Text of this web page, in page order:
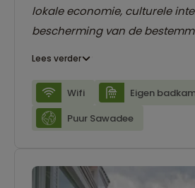
lokale economie, culturele
bescherming van de
Lees verder
Wifi
Eigen
Puur Sawadee